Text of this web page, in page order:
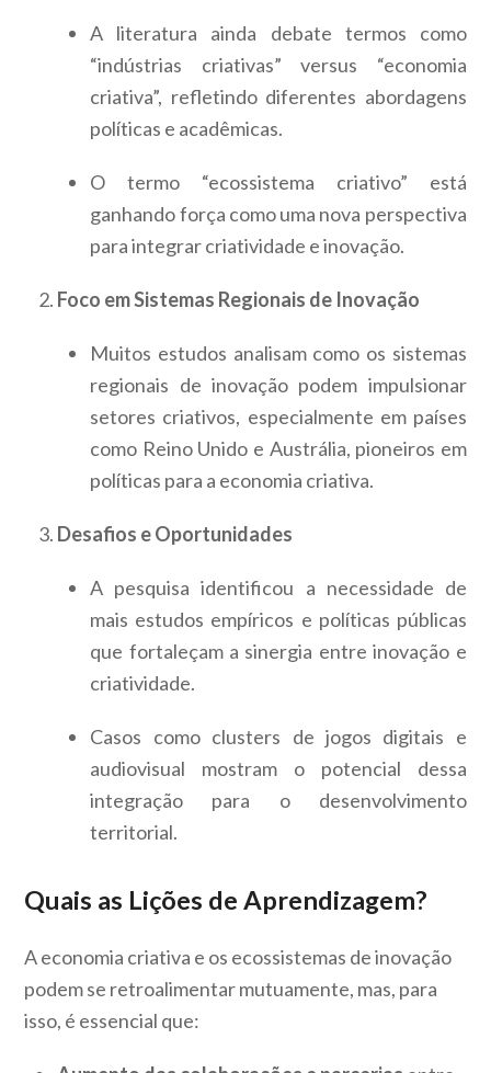
A literatura ainda debate termos como
“indústrias criativas” versus “economia
criativa”, refletindo diferentes abordagens
políticas e acadêmicas.
O termo “ecossistema criativo” está
ganhando força como uma nova perspectiva
para integrar criatividade e inovação.
Foco em Sistemas Regionais de Inovação
Muitos estudos analisam como os sistemas
regionais de inovação podem impulsionar
setores criativos, especialmente em países
como Reino Unido e Austrália, pioneiros em
políticas para a economia criativa.
Desafios e Oportunidades
A pesquisa identificou a necessidade de
mais estudos empíricos e políticas públicas
que fortaleçam a sinergia entre inovação e
criatividade.
Casos como clusters de jogos digitais e
audiovisual mostram o potencial dessa
integração para o desenvolvimento
territorial.
Quais as Lições de Aprendizagem?
A economia criativa e os ecossistemas de inovação
podem se retroalimentar mutuamente, mas, para
isso, é essencial que: